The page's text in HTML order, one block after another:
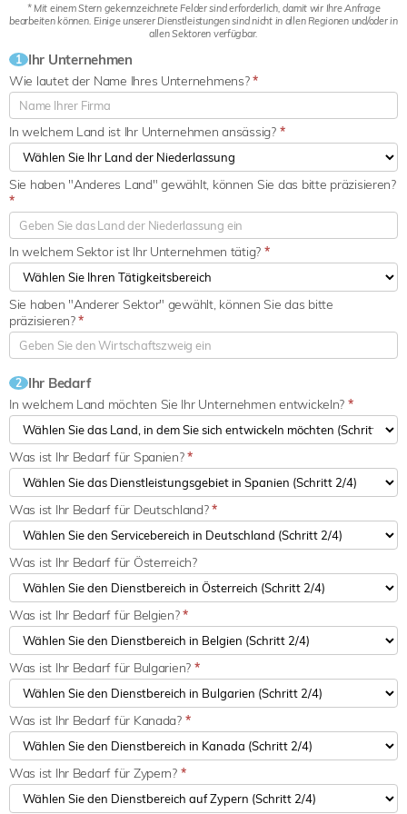
* Mit einem Stern gekennzeichnete Felder sind erforderlich, damit wir Ihre Anfrage
bearbeiten können. Einige unserer Dienstleistungen sind nicht in allen Regionen und/oder in
allen Sektoren verfügbar.
1 Ihr Unternehmen
Wie lautet der Name Ihres Unternehmens?*
In welchem Land ist Ihr Unternehmen ansässig? *
In welchem Sektor ist Ihr Unternehmen tätig? *
Sie haben "Anderes Land" gewählt, können Sie das bitte präzisieren?
*
Sie haben "Anderer Sektor" gewählt, können Sie das bitte
präzisieren?*
2 Ihr Bedarf
In welchem Land möchten Sie Ihr Unternehmen entwickeln? *
Was ist Ihr Bedarf für Spanien?*
Was ist Ihr Bedarf für Deutschland?*
Was ist Ihr Bedarf für Österreich?
Was ist Ihr Bedarf für Belgien?*
Was ist Ihr Bedarf für Bulgarien? *
Was ist Ihr Bedarf für Kanada? *
Was ist Ihr Bedarf für Zypern? *